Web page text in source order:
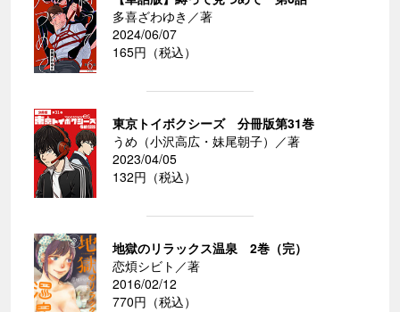
多喜ざわゆき／著
2024/06/07
165円（税込）
東京トイボクシーズ 分冊版第31巻
うめ（小沢高広・妹尾朝子）／著
2023/04/05
132円（税込）
地獄のリラックス温泉 2巻（完）
恋煩シビト／著
2016/02/12
770円（税込）